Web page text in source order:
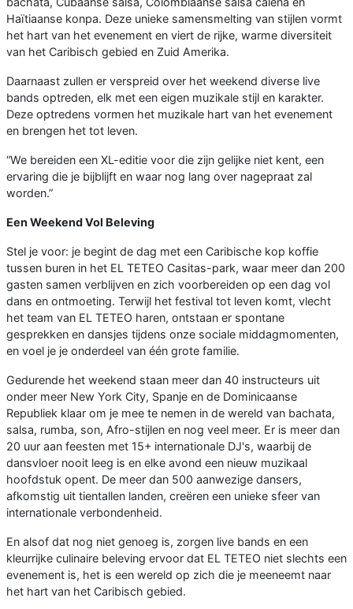
Haïtiaanse konpa. Deze unieke samensmelting van stijlen vormt
het hart van het evenement en viert de rijke, warme diversiteit
van het Caribisch gebied en Zuid Amerika.
Daarnaast zullen er verspreid over het weekend diverse live
bands optreden, elk met een eigen muzikale stijl en karakter.
Deze optredens vormen het muzikale hart van het evenement
en brengen het tot leven.
“We bereiden een XL-editie voor die zijn gelijke niet kent, een
ervaring die je bijblijft en waar nog lang over nagepraat zal
worden.”
Een Weekend Vol Beleving
Stel je voor: je begint de dag met een Caribische kop koffie
tussen buren in het EL TETEO Casitas-park, waar meer dan 200
gasten samen verblijven en zich voorbereiden op een dag vol
dans en ontmoeting. Terwijl het festival tot leven komt, vlecht
het team van EL TETEO haren, ontstaan er spontane
gesprekken en dansjes tijdens onze sociale middagmomenten,
en voel je je onderdeel van één grote familie.
Gedurende het weekend staan meer dan 40 instructeurs uit
onder meer New York City, Spanje en de Dominicaanse
Republiek klaar om je mee te nemen in de wereld van bachata,
salsa, rumba, son, Afro-stijlen en nog veel meer. Er is meer dan
20 uur aan feesten met 15+ internationale DJ's, waarbij de
dansvloer nooit leeg is en elke avond een nieuw muzikaal
hoofdstuk opent. De meer dan 500 aanwezige dansers,
afkomstig uit tientallen landen, creëren een unieke sfeer van
internationale verbondenheid.
En alsof dat nog niet genoeg is, zorgen live bands en een
kleurrijke culinaire beleving ervoor dat EL TETEO niet slechts een
evenement is, het is een wereld op zich die je meeneemt naar
het hart van het Caribisch gebied.